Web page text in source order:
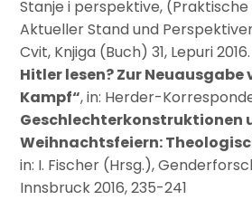
Stanje i perspektive,
Aktueller Stand und
Cvit, Knjiga (Buch) 31, Lepuri 2016.
Hitler lesen? Zur Neuausgabe
Kampf“, in: Herder-
Geschlechterkonstruktionen
Weihnachtsfeiern:
in: I. Fischer (Hrsg.),
Innsbruck 2016, 235-241